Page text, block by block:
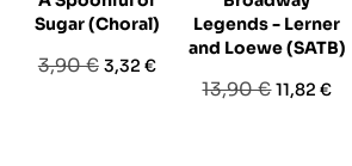
Sugar (Choral)
Prezzo
3,90 € Prezzo
3,32 €
Legends - Lerner
and Loewe (SATB)
Prezzo
13,90 €Prezzo
11,82 €